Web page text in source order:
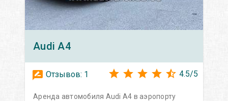
Audi A4
Отзывов: 1 4.5/5
Аренда автомобиля Audi A4 в аэропорту